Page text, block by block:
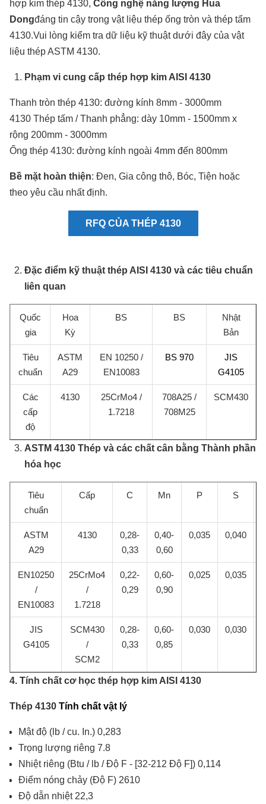
hợp kim thép 4130, Công nghệ năng lượng Hua
Dongđáng tin cậy trong vật liệu thép ống tròn và thép tấm
4130.Vui lòng kiểm tra dữ liệu kỹ thuật dưới đây của vật
liệu thép ASTM 4130.
Phạm vi cung cấp thép hợp kim AISI 4130
Thanh tròn thép 4130: đường kính 8mm - 3000mm
4130 Thép tấm / Thanh phẳng: dày 10mm - 1500mm x
rộng 200mm - 3000mm
Ống thép 4130: đường kính ngoài 4mm đến 800mm
Bề mặt hoàn thiện: Đen, Gia công thô, Bóc, Tiện hoặc
theo yêu cầu nhất định.
RFQ CỦA THÉP 4130
Đặc điểm kỹ thuật thép AISI 4130 và các tiêu chuẩn
liên quan
Quốc
gia
Hoa
Kỳ
BS BS
Nhật
Bản
Tiêu
chuẩn
ASTM
A29
EN 10250 /
EN10083
BS 970
JIS
G4105
Các
cấp
độ
4130
25CrMo4 /
1.7218
708A25 /
708M25
SCM430
ASTM 4130 Thép và các chất cân bằng Thành phần
hóa học
Tiêu
chuẩn
Cấp C Mn P S
ASTM
A29
4130
0,28-
0,33
0,40-
0,60
0,035 0,040
EN10250
/
EN10083
25CrMo4
/
1.7218
0,22-
0,29
0,60-
0,90
0,025
0,035
JIS
G4105
SCM430
/
SCM2
0,28-
0,33
0,60-
0,85
0,030 0,030
4. Tính chất cơ học thép hợp kim AISI 4130
Thép 4130 Tính chất vật lý
Mật độ (lb / cu. In.) 0,283
Trọng lượng riêng 7.8
Nhiệt riêng (Btu / lb / Độ F - [32-212 Độ F]) 0,114
Điểm nóng chảy (Độ F) 2610
Độ dẫn nhiệt 22,3